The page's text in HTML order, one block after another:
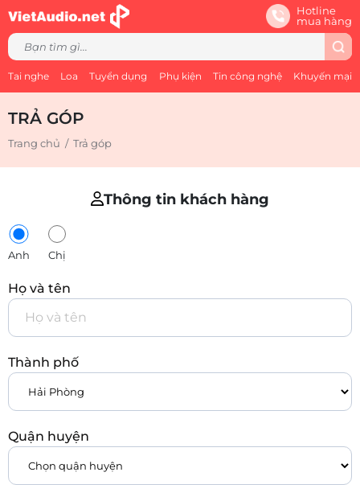
Hotline
mua hàng
Tai nghe Loa Tuyển dụng Phụ kiện Tin công nghệ Khuyến mại
TRẢ GÓP
Trang chủ / Trả góp
Thông tin khách hàng
Anh Chị
Họ và tên
Thành phố
Quận huyện